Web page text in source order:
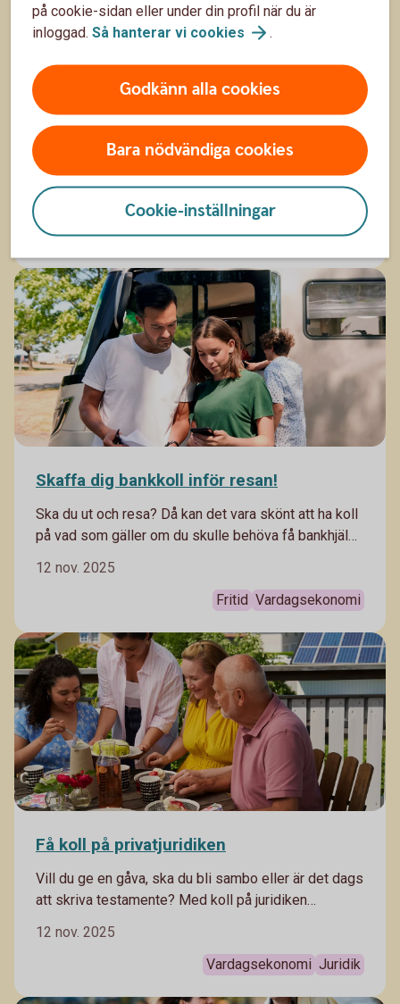
Sju tips om veckopeng och månadspeng!
Att få eget ansvar för en mindre summa pengar, till
exempel genom månadspeng, är ett utmärkt sätt att
lära barn om pengars värde och att hushålla med
begränsade resurser. Det ger också en bra grund till
att kunna sköta sin ekonomi som vuxen. Här får du
tips som bäddar för en bra start.
19 nov. 2025
Barnfamilj
Skaffa dig bankkoll inför resan!
Ska du ut och resa? Då kan det vara skönt att ha koll
på vad som gäller om du skulle behöva få bankhjälp
12 nov. 2025
Fritid Vardagsekonomi
Få koll på privatjuridiken
Vill du ge en gåva, ska du bli sambo eller är det dags
att skriva testamente? Med koll på juridiken
privatjuridiska områdena som är viktiga att känna till.
12 nov. 2025
Vardagsekonomi Juridik
på cookie-sidan eller under din profil när du är
inloggad. Så hanterar vi cookies .
Godkänn alla cookies
Bara nödvändiga cookies
Cookie-inställningar